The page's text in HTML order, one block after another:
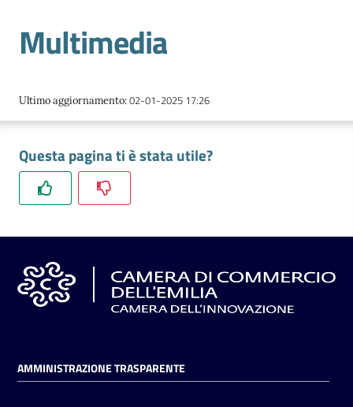
Gestire
l'impresa
Promuovere
e
il
territorio
l'Impresa
e
Multimedia
Ultimo aggiornamento:02-01-2025 17:26
Questa pagina ti è stata utile?
AMMINISTRAZIONE TRASPARENTE